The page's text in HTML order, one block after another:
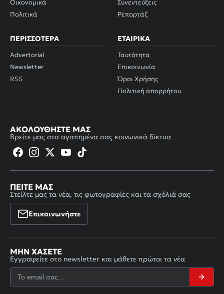
Οικονομικά
Πολιτικά
Συνεντεύξεις
Ρεπορτάζ
ΠΕΡΙΣΣΌΤΕΡΑ
Advertorial
Newsletter
RSS
ΕΤΑΙΡΙΚΆ
Ταυτότητα
Επικοινωνία
Όροι Χρήσης
Πολιτική απορρήτου
ΑΚΟΛΟΥΘΉΣΤΕ ΜΑΣ
Βρείτε μας στα αγαπημένα σας κοινωνικά δίκτυα
ΠΕΊΤΕ ΜΑΣ
Στείλτε μας τα νέα, τις φωτογραφίες και τα σχόλιά σας
Επικοινωνήστε
ΜΗΝ ΧΆΣΕΤΕ
Εγγραφείτε στο newsletter και μάθετε πρώτοι τα νέα